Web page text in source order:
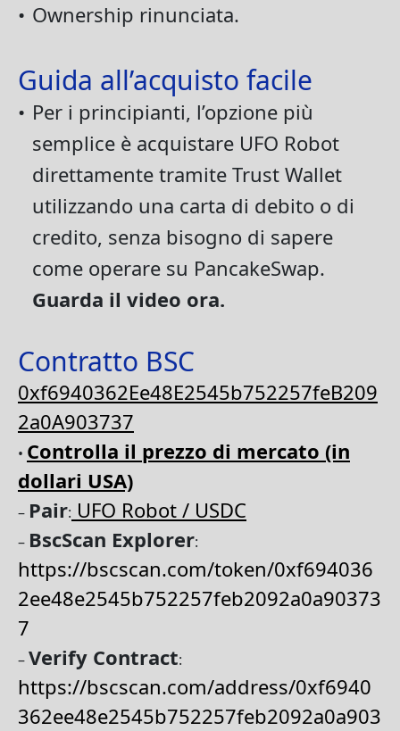
• Ownership rinunciata.
Guida all’acquisto facile
• Per i principianti, l’opzione più
semplice è acquistare UFO Robot
direttamente tramite Trust Wallet
utilizzando una carta di debito o di
credito, senza bisogno di sapere
come operare su PancakeSwap.
Guarda il video ora.
Contratto BSC
0xf6940362Ee48E2545b752257feB209
2a0A903737
• Controlla il prezzo di mercato (in
dollari USA)
– Pair: UFO Robot / USDC
– BscScan Explorer:
https://bscscan.com/token/0xf694036
2ee48e2545b752257feb2092a0a90373
7
–Verify Contract:
https://bscscan.com/address/0xf6940
362ee48e2545b752257feb2092a0a903